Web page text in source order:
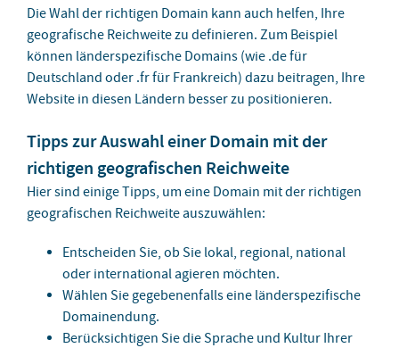
Die Wahl der richtigen Domain kann auch helfen, Ihre
geografische Reichweite zu definieren. Zum Beispiel
können länderspezifische Domains (wie .de für
Deutschland oder .fr für Frankreich) dazu beitragen, Ihre
Website in diesen Ländern besser zu positionieren.
Tipps zur Auswahl einer Domain mit der
richtigen geografischen Reichweite
Hier sind einige Tipps, um eine Domain mit der richtigen
geografischen Reichweite auszuwählen:
Entscheiden Sie, ob Sie lokal, regional, national
oder international agieren möchten.
Wählen Sie gegebenenfalls eine länderspezifische
Domainendung.
Berücksichtigen Sie die Sprache und Kultur Ihrer